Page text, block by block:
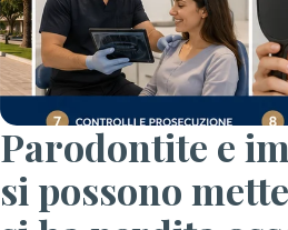
Parodontite e
si possono